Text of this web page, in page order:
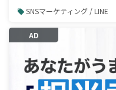
SNSマーケティング / LINE
AD